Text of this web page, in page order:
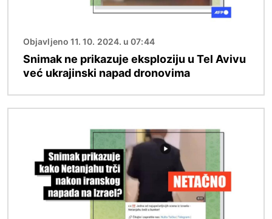
Objavljeno 11. 10. 2024. u 07:44
Snimak ne prikazuje eksploziju u Tel Avivu
već ukrajinski napad dronovima